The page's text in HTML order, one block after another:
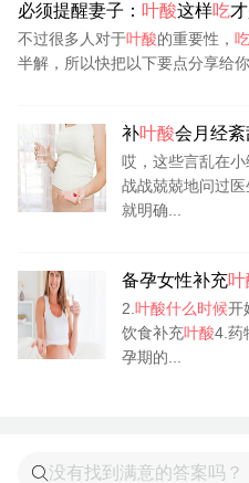
必须提醒妻子： 叶酸这样吃
不过很多人对于叶酸的重要性， 吃
半解，所以快把以下要点分享给你
补叶酸会月经紊
中招了吗？
哎，这些言乱在小
战战兢兢地问过
就明确...
备孕女性补充
2. 叶酸什么时候开
饮食补充叶酸4.药
孕期的...